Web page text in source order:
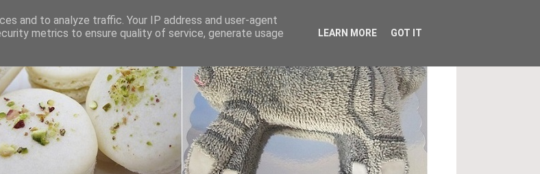
and to analyze traffic. Your IP address and user-agent
metrics to ensure quality of service, generate usage
LEARN MORE GOT IT